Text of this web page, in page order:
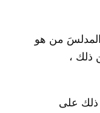
المدلسَ من هو
ذلك ،
ذلك على